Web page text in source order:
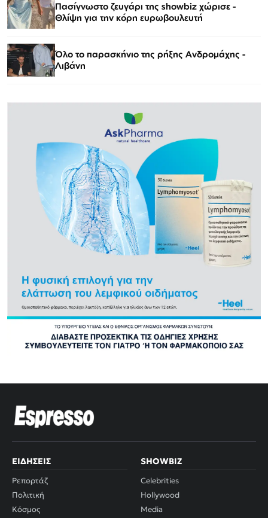
Πασίγνωστο ζευγάρι της showbiz χώρισε -
Θλίψη για την κόρη ευρωβουλευτή
Όλο το παρασκήνιο της ρήξης Ανδρομάχης -
Λιβάνη
ΕΙΔΉΣΕΙΣ
Ρεπορτάζ
Πολιτική
Κόσμος
SHOWBIZ
Celebrities
Hollywood
Media